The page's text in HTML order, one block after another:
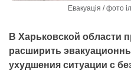
Евакуація / фото
В Харьковской области
расширить
ухудшения ситуации с